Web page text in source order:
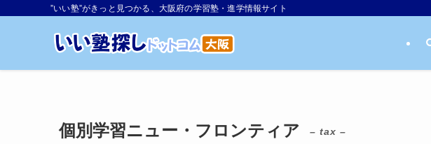
”いい塾”がきっと見つかる、大阪府の学習塾・進学情報サイト
個別学習ニュー・フロンティア – tax –